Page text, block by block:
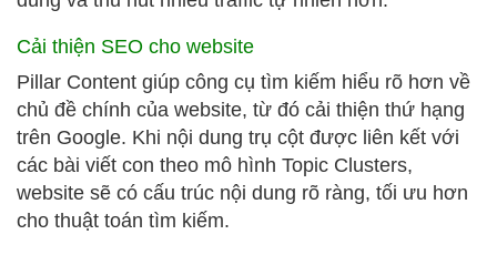
Cải thiện SEO cho website
Pillar Content giúp công cụ tìm kiếm hiểu rõ hơn về
chủ đề chính của website, từ đó cải thiện thứ hạng
trên Google. Khi nội dung trụ cột được liên kết với
các bài viết con theo mô hình Topic Clusters,
website sẽ có cấu trúc nội dung rõ ràng, tối ưu hơn
cho thuật toán tìm kiếm.